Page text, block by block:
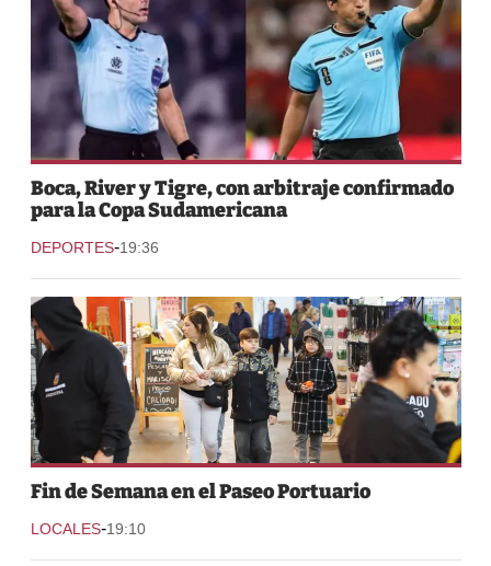
Boca, River y Tigre, con arbitraje confirmado
para la Copa Sudamericana
DEPORTES-19:36
Fin de Semana en el Paseo Portuario
LOCALES-19:10